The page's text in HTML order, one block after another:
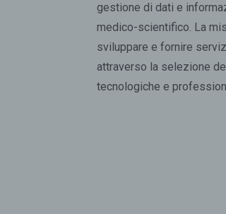
gestione di dati e
medico-scientifico. La
sviluppare e fornire
attraverso la selezione
tecnologiche e